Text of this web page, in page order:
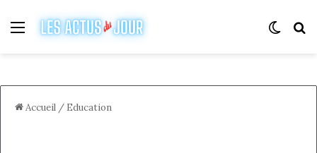
Menu
Accueil / Education